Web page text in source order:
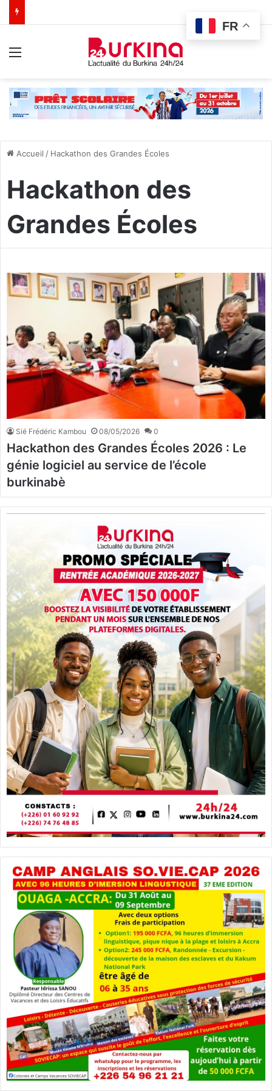
Accueil / Hackathon des Grandes Écoles
Hackathon des
Grandes Écoles
Sié Frédéric Kambou 08/05/2026 0
Hackathon des Grandes Écoles 2026 : Le
génie logiciel au service de l’école
burkinabè
FR